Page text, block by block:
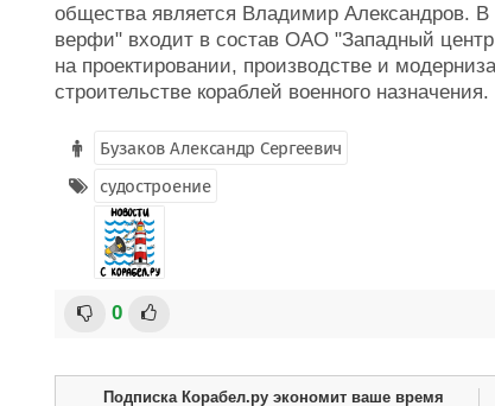
общества является Владимир Александров.
верфи" входит в состав ОАО "Западный
на проектировании, производстве и
строительстве кораблей военного назначения.
Бузаков Александр Сергеевич
судостроение
0
Подписка Корабел.ру экономит ваше время